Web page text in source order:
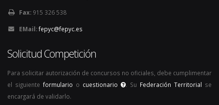
Fax: 915 326 538
EMail:fepyc@fepyc.es
Solicitud Competición
Para solicitar autorización de concursos no oficiales, debe cumplimentar
el siguiente formulario o cuestionario . Su Federación Territorial se
encargará de validarlo.